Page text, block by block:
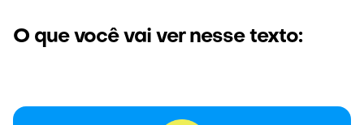
O que você vai ver nesse texto: